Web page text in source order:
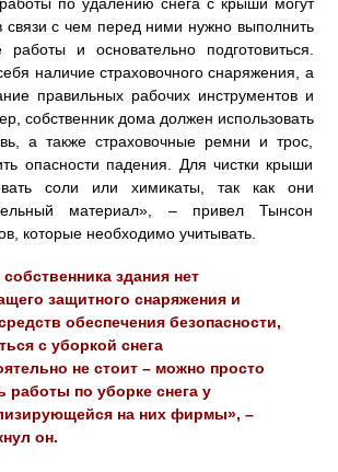
с чем перед ними нужно выполнить
работы и основательно подготовиться.
наличие страховочного снаряжения, а
правильных рабочих инструментов и
собственник дома должен использовать
а также страховочные ремни и трос,
опасности падения. Для чистки крыши
соли или химикаты, так как они
материал», – привел Тынсон
которые необходимо учитывать.
здания нет
защитного снаряжения и
обеспечения безопасности,
с уборкой снега
не стоит – можно просто
работы по уборке снега у
на них фирмы», –
он.